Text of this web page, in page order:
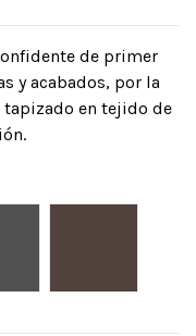
de primer
y acabados, por la
en tejido de